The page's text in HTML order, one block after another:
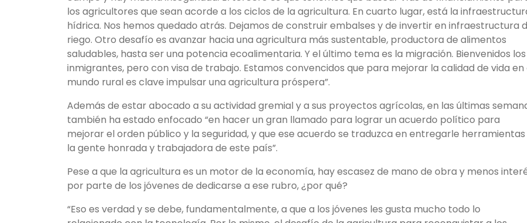
los agricultores que sean acorde a los ciclos de la agricultura. En cuarto lugar, está la
hídrica. Nos hemos quedado atrás. Dejamos de construir embalses y de invertir en infraestructura
riego. Otro desafío es avanzar hacia una agricultura más sustentable, productora de alimentos
saludables, hasta ser una potencia ecoalimentaria. Y el último tema es la migración. Bienvenidos los
inmigrantes, pero con visa de trabajo. Estamos convencidos que para mejorar la calidad de vida en
mundo rural es clave impulsar una agricultura próspera”.
Además de estar abocado a su actividad gremial y a sus proyectos agrícolas, en las últimas
también ha estado enfocado “en hacer un gran llamado para lograr un acuerdo político para
mejorar el orden público y la seguridad, y que ese acuerdo se traduzca en entregarle
la gente honrada y trabajadora de este país”.
Pese a que la agricultura es un motor de la economía, hay escasez de mano de obra y menos
por parte de los jóvenes de dedicarse a ese rubro, ¿por qué?
“Eso es verdad y se debe, fundamentalmente, a que a los jóvenes les gusta mucho todo lo